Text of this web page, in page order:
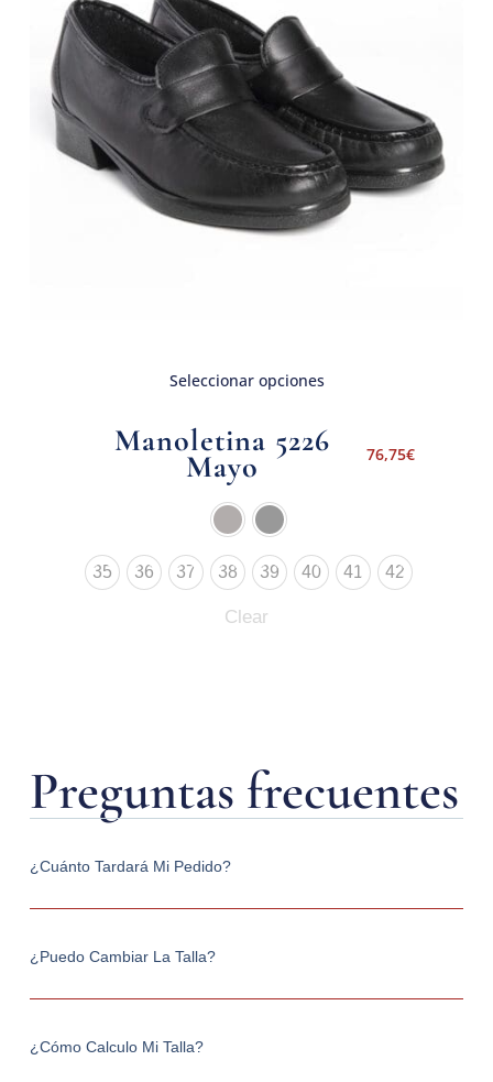
Seleccionar opciones
Manoletina 5226
Mayo 76,75€
35 36 37 38 39 40 41 42
Clear
Preguntas frecuentes
¿Cuánto Tardará Mi Pedido?
¿Puedo Cambiar La Talla?
¿Cómo Calculo Mi Talla?